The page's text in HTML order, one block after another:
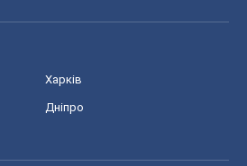
Харків
Дніпро